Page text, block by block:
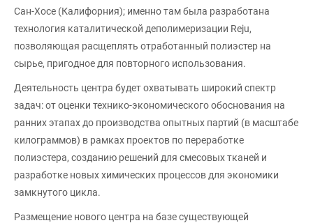
Сан-Хосе (Калифорния); именно там была разработана
технология каталитической деполимеризации Reju,
позволяющая расщеплять отработанный полиэстер на
сырье, пригодное для повторного использования.
Деятельность центра будет охватывать широкий спектр
задач: от оценки технико-экономического обоснования на
ранних этапах до производства опытных партий (в масштабе
килограммов) в рамках проектов по переработке
полиэстера, созданию решений для смесовых тканей и
разработке новых химических процессов для экономики
замкнутого цикла.
Размещение нового центра на базе существующей